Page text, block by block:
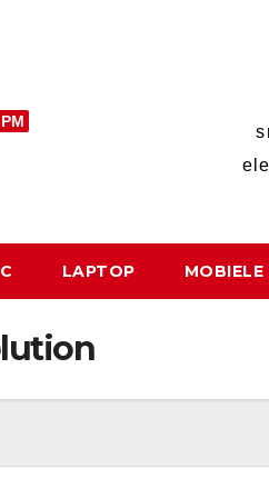
LAPTOP